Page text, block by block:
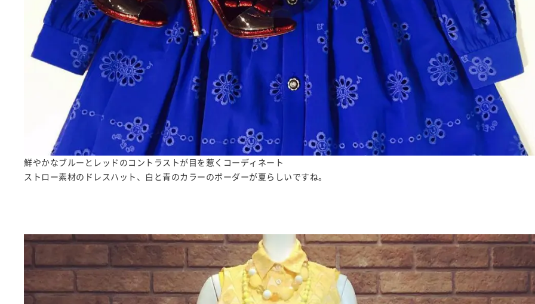
鮮やかなブルーとレッドのコントラストが目を惹くコーディネート
ストロー素材のドレスハット、白と青のカラーのボーダーが夏らしいですね。